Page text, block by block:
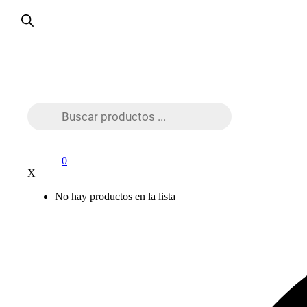
0
X
No hay productos en la lista